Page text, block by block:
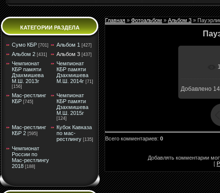
КАТЕГОРИИ РАЗДЕЛА
Сумо КБР [701] Альбом 1 [427]
Альбом 2 [431] Альбом 3 [437]
Чемпионат
КБР памяти
Дзахмишева
М.Ш. 2013г
[156]
Чемпионат
КБР памяти
Дзахмишева
М.Ш. 2014г [71]
Мас-рестлинг
КБР [745]
Чемпионат
КБР памяти
Дзахмишева
М.Ш. 2015г
[124]
Мас-рестлинг
КБР 2 [595]
Кубок Кавказа
по мас-
рестлингу [135]
Чемпионат
России по
Мас-рестлингу
2018 [188]
Главная » Фотоальбом » Альбом 3 »
В
Добавлено
Всего комментариев: 0
Добавлять комментарии
[